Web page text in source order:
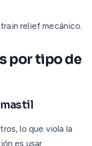
relief mecánico.
por tipo de
lo que viola la
es usar